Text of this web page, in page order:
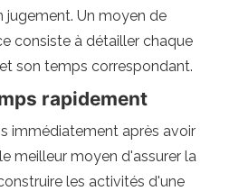
jugement. Un moyen de
consiste à détailler chaque
son temps correspondant.
rapidement
immédiatement après avoir
meilleur moyen d'assurer la
les activités d'une